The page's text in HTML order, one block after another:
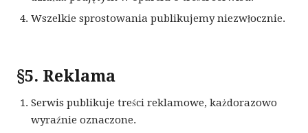
Wszelkie sprostowania publikujemy niezwłocznie.
§5. Reklama
Serwis publikuje treści reklamowe, każdorazowo
wyraźnie oznaczone.